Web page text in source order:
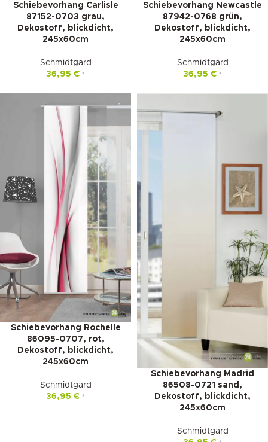
Schiebevorhang Carlisle
87152-0703 grau,
Dekostoff, blickdicht,
245x60cm
Schmidtgard
36,95 € *
Schiebevorhang Newcastle
87942-0768 grün,
Dekostoff, blickdicht,
245x60cm
Schmidtgard
36,95 € *
Schiebevorhang Rochelle
86095-0707, rot,
Dekostoff, blickdicht,
245x60cm
Schmidtgard
36,95 € *
Schiebevorhang Madrid
86508-0721 sand,
Dekostoff, blickdicht,
245x60cm
Schmidtgard